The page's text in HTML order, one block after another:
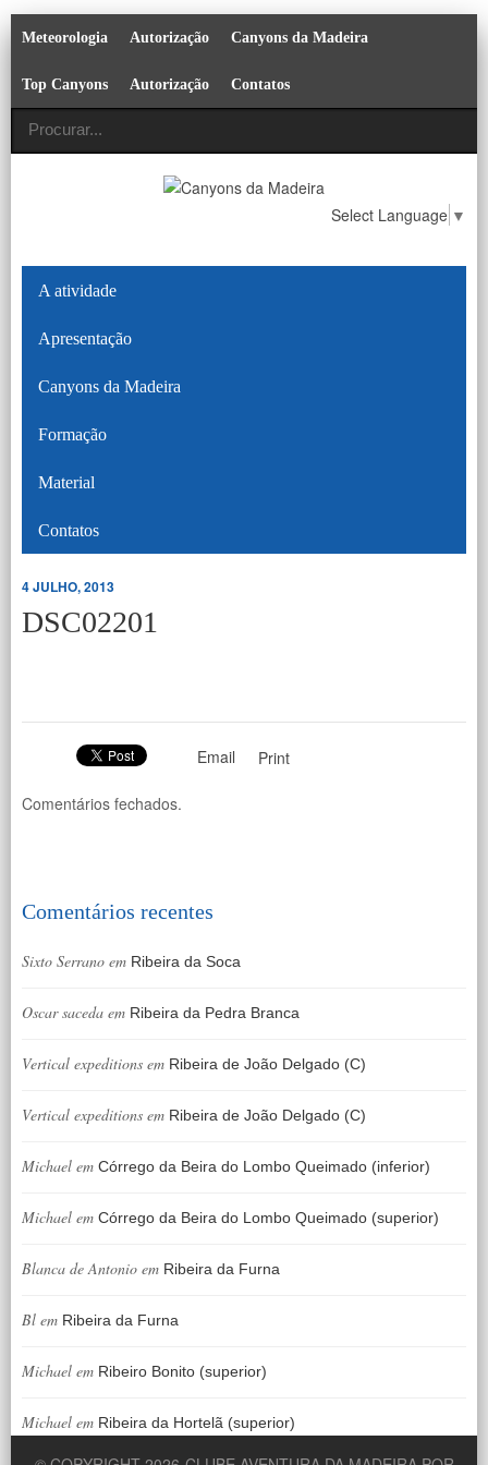
Meteorologia Autorização Canyons da Madeira
Top Canyons Autorização Contatos
Select Language ▼
A atividade
Apresentação
Canyons da Madeira
Formação
Material
Contatos
4 JULHO, 2013
DSC02201
Email Print
Comentários fechados.
Comentários recentes
Sixto Serrano em Ribeira da Soca
Oscar saceda em Ribeira da Pedra Branca
Vertical expeditions em Ribeira de João Delgado (C)
Vertical expeditions em Ribeira de João Delgado (C)
Michael em Córrego da Beira do Lombo Queimado (inferior)
Michael em Córrego da Beira do Lombo Queimado (superior)
Blanca de Antonio em Ribeira da Furna
Bl em Ribeira da Furna
Michael em Ribeiro Bonito (superior)
Michael em Ribeira da Hortelã (superior)